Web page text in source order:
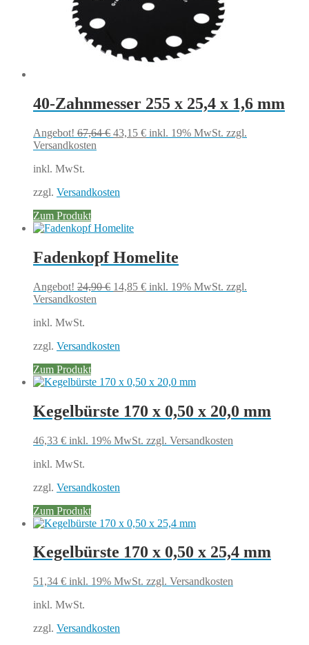
40-Zahnmesser 255 x 25,4 x 1,6 mm
Angebot! 67,64€ Ursprünglicher
43,15 €Aktueller
inkl. 19% MwSt. zzgl.
Versandkosten
inkl. MwSt.
zzgl. Versandkosten
Zum Produkt
Fadenkopf Homelite
Angebot! 24,90€ Ursprünglicher
14,85 €Aktueller
inkl. 19% MwSt. zzgl.
Versandkosten
inkl. MwSt.
zzgl. Versandkosten
Zum Produkt
Kegelbürste 170 x 0,50 x 20,0 mm
46,33 € inkl. 19% MwSt. zzgl. Versandkosten
inkl. MwSt.
zzgl. Versandkosten
Zum Produkt
Kegelbürste 170 x 0,50 x 25,4 mm
51,34 € inkl. 19% MwSt. zzgl. Versandkosten
inkl. MwSt.
zzgl. Versandkosten